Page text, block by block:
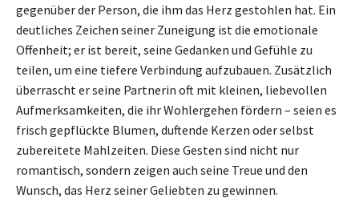
gegenüber der Person, die ihm das Herz gestohlen hat. Ein
deutliches Zeichen seiner Zuneigung ist die emotionale
Offenheit; er ist bereit, seine Gedanken und Gefühle zu
teilen, um eine tiefere Verbindung aufzubauen. Zusätzlich
überrascht er seine Partnerin oft mit kleinen, liebevollen
Aufmerksamkeiten, die ihr Wohlergehen fördern – seien es
frisch gepflückte Blumen, duftende Kerzen oder selbst
zubereitete Mahlzeiten. Diese Gesten sind nicht nur
romantisch, sondern zeigen auch seine Treue und den
Wunsch, das Herz seiner Geliebten zu gewinnen.